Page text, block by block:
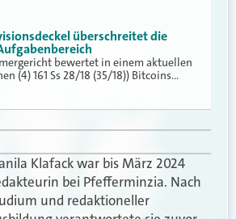
überschreitet die
bewertet in einem aktuellen
(4) 161 Ss 28/18 (35/18)) Bitcoins…
Klafack war bis März 2024
bei Pfefferminzia. Nach
und redaktioneller